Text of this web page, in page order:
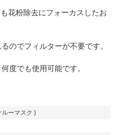
花粉除去にフォーカスしたお
のでフィルターが不要です。
度でも使用可能です。
ルーマスク )